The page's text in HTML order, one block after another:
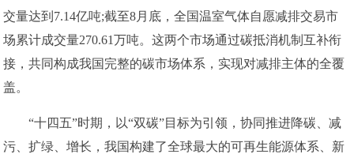
交量达到7.14亿吨;截至8月底，全国温室气体自愿减排交易市
场累计成交量270.61万吨。这两个市场通过碳抵消机制互补衔
接，共同构成我国完整的碳市场体系，实现对减排主体的全覆
盖。
“十四五”时期，以“双碳”目标为引领，协同推进降碳、减
污、扩绿、增长，我国构建了全球最大的可再生能源体系、新